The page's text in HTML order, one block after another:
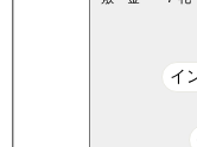
イ